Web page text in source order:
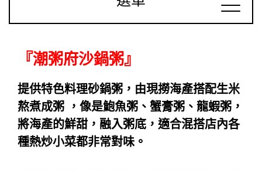
『潮粥府沙鍋粥』
提供特色料理砂鍋粥，由現撈海產搭配生米
熬煮成粥 ，像是鮑魚粥、蟹膏粥、龍蝦粥，
將海產的鮮甜，融入粥底，適合混搭店內各
種熱炒小菜都非常對味。